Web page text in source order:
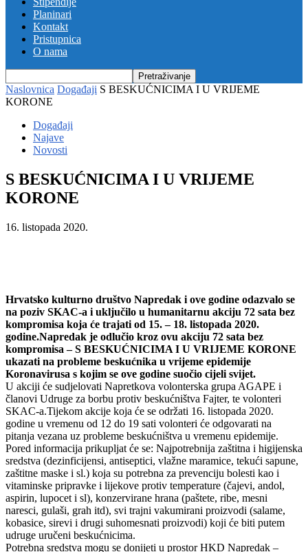
Planinari
Kontakt
Pristupnica
O nama
Naslovnica Događaji S BESKUĆNICIMA I U VRIJEME
KORONE
Događaji
Najave
Novosti
S BESKUĆNICIMA I U VRIJEME
KORONE
16. listopada 2020.
Hrvatsko kulturno društvo Napredak i ove godine odazvalo se
na poziv SKAC-a i uključilo u humanitarnu akciju 72 sata bez
kompromisa koja će trajati od 15. – 18. listopada 2020.
godine.Napredak je odlučio kroz ovu akciju 72 sata bez
kompromisa – S BESKUĆNICIMA I U VRIJEME KORONE
ukazati na probleme beskućnika u vrijeme epidemije
Koronavirusa s kojim se ove godine suočio cijeli svijet.
U akciji će sudjelovati Napretkova volonterska grupa AGAPE i
članovi Udruge za borbu protiv beskućništva Fajter, te volonteri
SKAC-a.Tijekom akcije koja će se održati 16. listopada 2020.
godine u vremenu od 12 do 19 sati volonteri će odgovarati na
pitanja vezana uz probleme beskućništva u vremenu epidemije.
Pored informacija prikupljat će se: Najpotrebnija zaštitna i higijenska
sredstva (dezinficijensi, antiseptici, vlažne maramice, tekući sapune,
zaštitne maske i sl.) koja su potrebna za prevenciju bolesti kao i
vitaminske pripravke i lijekove protiv temperature (čajevi, andol,
aspirin, lupocet i sl), konzervirane hrana (paštete, ribe, mesni
naresci, gulaši, grah itd), svi trajni vakumirani proizvodi (salame,
kobasice, sirevi i drugi suhomesnati proizvodi) koji će biti putem
udruge uručeni beskućnicima.
Potrebna sredstva mogu se donijeti u prostor HKD Napredak –